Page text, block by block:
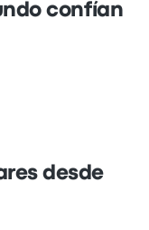
confían
desde